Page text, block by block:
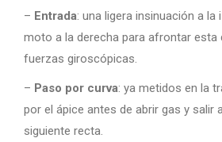
– Entrada: una ligera insinuación a la
moto a la derecha para afrontar esta
fuerzas giroscópicas.
– Paso por curva: ya metidos en la
por el ápice antes de abrir gas y salir
siguiente recta.